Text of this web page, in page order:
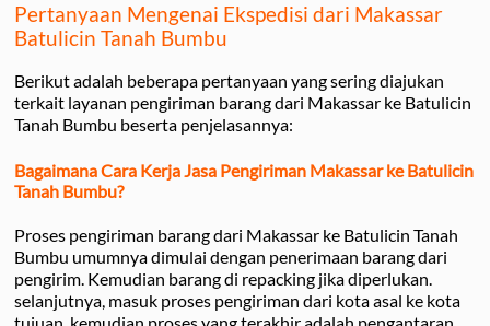
Pertanyaan Mengenai Ekspedisi dari Makassar
Batulicin Tanah Bumbu
Berikut adalah beberapa pertanyaan yang sering diajukan
terkait layanan pengiriman barang dari Makassar ke Batulicin
Tanah Bumbu beserta penjelasannya:
Bagaimana Cara Kerja Jasa Pengiriman Makassar ke Batulicin
Tanah Bumbu?
Proses pengiriman barang dari Makassar ke Batulicin Tanah
Bumbu umumnya dimulai dengan penerimaan barang dari
pengirim. Kemudian barang di repacking jika diperlukan.
selanjutnya, masuk proses pengiriman dari kota asal ke kota